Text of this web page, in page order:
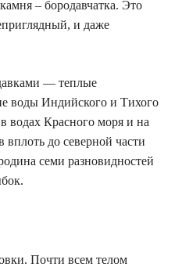
– бородавчатка. Это
и даже
— теплые
воды Индийского и Тихого
водах Красного моря и на
до северной части
семи разновидностей
Почти всем телом